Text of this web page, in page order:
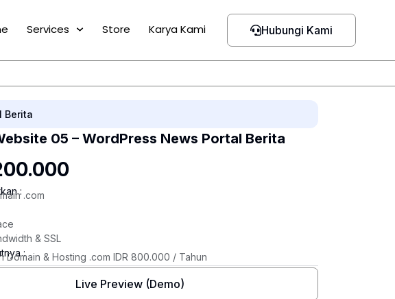
Services Store Karya Kami Hubungi Kami
Berita
05 – WordPress News Portal Berita
:.com
& SSL
:
Domain & Hosting .com IDR 800.000 / Tahun
Live Preview (Demo)